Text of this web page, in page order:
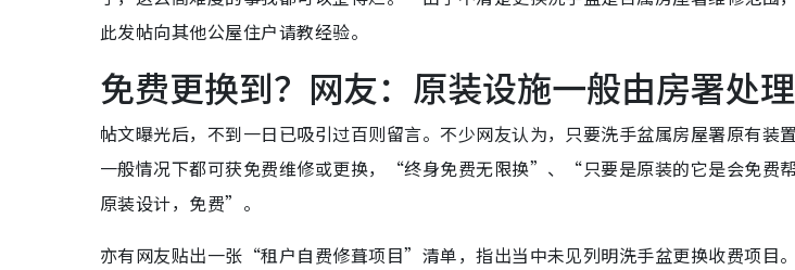
此发帖向其他公屋住户请教经验。
免费更换到？网友：原装设施一般由房署处理
帖文曝光后，不到一日已吸引过百则留言。不少网友认为，只要洗手盆属房屋署原有装
一般情况下都可获免费维修或更换，“终身免费无限换”、“只要是原装的它是会免
原装设计，免费”。
亦有网友贴出一张“租户自费修葺项目”清单，指出当中未见列明洗手盆更换收费项目